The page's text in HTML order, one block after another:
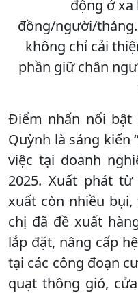
động ở xa
đồng/người/
không chỉ cải
phần giữ chân
Điểm nhấn nổi bật
Quỳnh là sáng kiến
việc tại doanh
2025. Xuất phát
xuất còn nhiều
chị đã đề xuất
lắp đặt, nâng cấp
tại các công đoạn
quạt thông gió,